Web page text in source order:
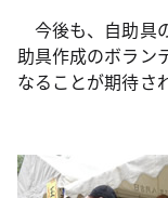
今後も、自助具
助具作成のボラン
なることが期待さ